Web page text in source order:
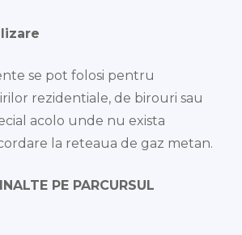
se pot folosi pentru
rezidentiale, de birouri sau
acolo unde nu exista
la reteaua de gaz metan.
PE PARCURSUL